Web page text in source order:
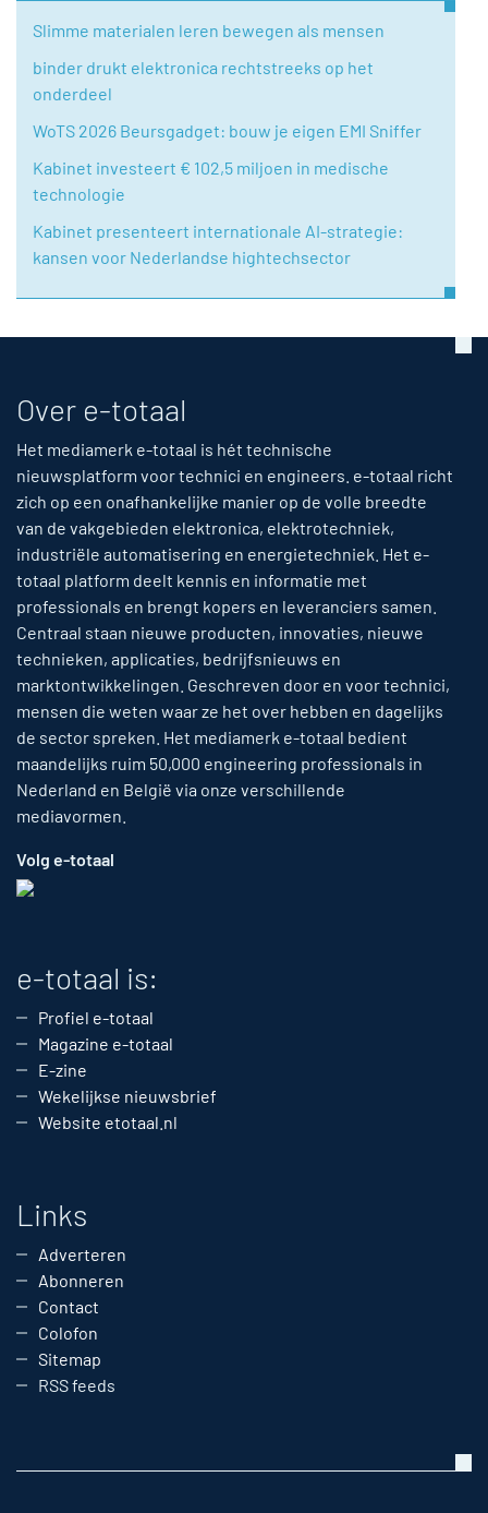
Slimme materialen leren bewegen als mensen
binder drukt elektronica rechtstreeks op het
onderdeel
WoTS 2026 Beursgadget: bouw je eigen EMI Sniffer
Kabinet investeert € 102,5 miljoen in medische
technologie
Kabinet presenteert internationale AI-strategie:
kansen voor Nederlandse hightechsector
Over e-totaal
Het mediamerk e-totaal is hét technische
nieuwsplatform voor technici en engineers. e-totaal richt
zich op een onafhankelijke manier op de volle breedte
van de vakgebieden elektronica, elektrotechniek,
industriële automatisering en energietechniek. Het e-
totaal platform deelt kennis en informatie met
professionals en brengt kopers en leveranciers samen.
Centraal staan nieuwe producten, innovaties, nieuwe
technieken, applicaties, bedrijfsnieuws en
marktontwikkelingen. Geschreven door en voor technici,
mensen die weten waar ze het over hebben en dagelijks
de sector spreken. Het mediamerk e-totaal bedient
maandelijks ruim 50,000 engineering professionals in
Nederland en België via onze verschillende
mediavormen.
Volg e-totaal
e-totaal is:
Profiel e-totaal
Magazine e-totaal
E-zine
Wekelijkse nieuwsbrief
Website etotaal.nl
Links
Adverteren
Abonneren
Contact
Colofon
Sitemap
RSS feeds